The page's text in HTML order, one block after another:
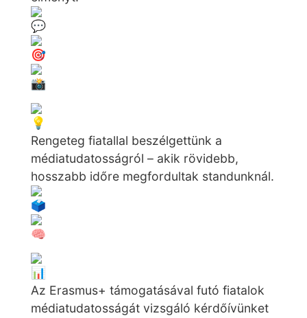
Rengeteg fiatallal beszélgettünk a
médiatudatosságról – akik rövidebb,
hosszabb időre megfordultak standunknál.
Az Erasmus+ támogatásával futó fiatalok
médiatudatosságát vizsgáló kérdőívünket